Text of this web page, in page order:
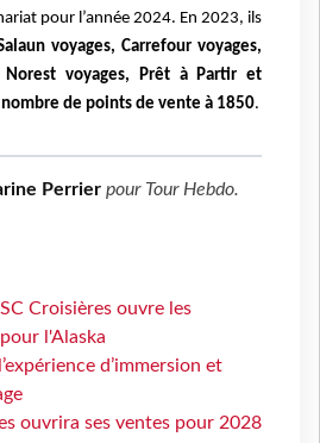
pour l’année 2024. En 2023, ils
voyages, Carrefour voyages,
Norest voyages, Prêt à Partir et
nombre de points de vente à 1850.
Perrier pour Tour Hebdo.
Croisières ouvre les
l'Alaska
d’immersion et
ouvrira ses ventes pour 2028